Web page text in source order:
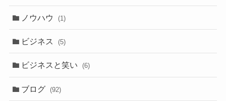
ノウハウ (1)
ビジネス (5)
ビジネスと笑い (6)
ブログ (92)